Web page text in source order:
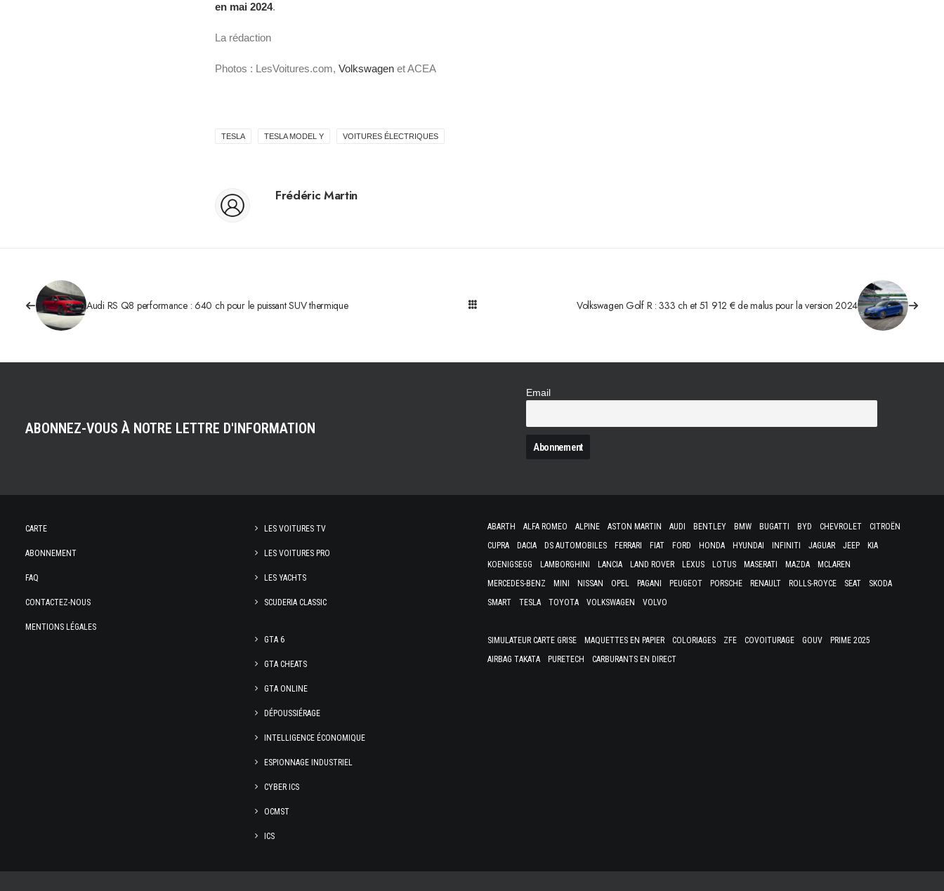
en mai 2024.
La rédaction
Photos : LesVoitures.com, Volkswagen et ACEA
TESLA TESLA MODEL Y VOITURES ÉLECTRIQUES
Frédéric Martin
Audi RS Q8 performance : 640 ch pour le puissant SUV thermique Volkswagen Golf R : 333 ch et 51 912 € de malus pour la version 2024
ABONNEZ-VOUS À NOTRE LETTRE D'INFORMATION
Email
CARTE
ABONNEMENT
FAQ
CONTACTEZ-NOUS
MENTIONS LÉGALES
LES VOITURES TV
LES VOITURES PRO
LES YACHTS
SCUDERIA CLASSIC
GTA 6
GTA CHEATS
GTA ONLINE
DÉPOUSSIÉRAGE
INTELLIGENCE ÉCONOMIQUE
ESPIONNAGE INDUSTRIEL
CYBER ICS
OCMST
ICS
ABARTH ALFA ROMEO ALPINE ASTON MARTIN AUDI BENTLEY BMW BUGATTI BYD CHEVROLET
CITROËN
CUPRA
DACIA DS AUTOMOBILES FERRARI FIAT FORD HONDA HYUNDAI INFINITI JAGUAR JEEP
KIA
KOENIGSEGG
LAMBORGHINI LANCIA LAND ROVER LEXUS LOTUS MASERATI MAZDA
MCLAREN
MERCEDES-BENZ
MINI NISSAN OPEL PAGANI PEUGEOT PORSCHE RENAULT ROLLS-ROYCE SEAT
SKODA
SMART
TESLA TOYOTA VOLKSWAGEN VOLVO
SIMULATEUR CARTE GRISE MAQUETTES EN PAPIER COLORIAGES ZFE COVOITURAGE GOUV
PRIME 2025
AIRBAG TAKATA
PURETECH CARBURANTS EN DIRECT